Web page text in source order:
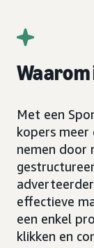
Met een
kopers
nemen door
effectieve
een enkel
klikken en